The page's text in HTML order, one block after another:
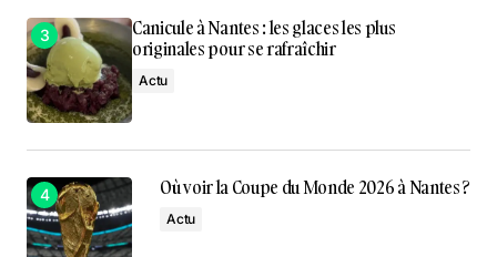
Canicule à Nantes : les glaces les plus
originales pour se rafraîchir
Actu
Où voir la Coupe du Monde 2026 à Nantes ?
Actu